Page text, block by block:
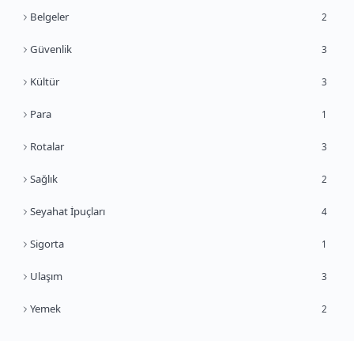
Belgeler 2
Güvenlik 3
Kültür 3
Para 1
Rotalar 3
Sağlık 2
Seyahat İpuçları 4
Sigorta 1
Ulaşım 3
Yemek 2